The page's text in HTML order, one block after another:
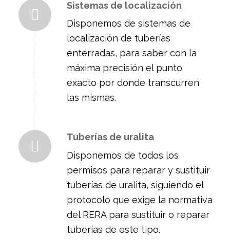
Sistemas de localización
Disponemos de sistemas de
localización de tuberías
enterradas, para saber con la
máxima precisión el punto
exacto por donde transcurren
las mismas.
Tuberías de uralita
Disponemos de todos los
permisos para reparar y sustituir
tuberías de uralita, siguiendo el
protocolo que exige la normativa
del RERA para sustituir o reparar
tuberías de este tipo.